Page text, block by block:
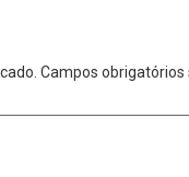
Campos